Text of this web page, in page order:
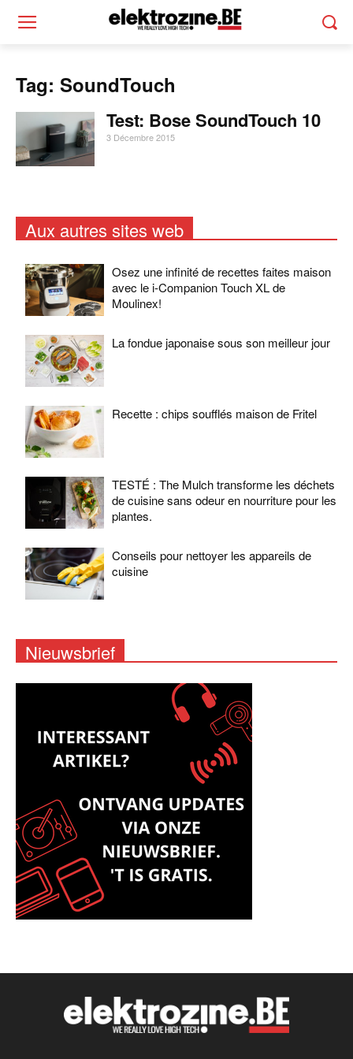
Tag: SoundTouch
Test: Bose SoundTouch 10
3 Décembre 2015
Aux autres sites web
Osez une infinité de recettes faites maison
avec le i-Companion Touch XL de
Moulinex!
La fondue japonaise sous son meilleur jour
Recette : chips soufflés maison de Fritel
TESTÉ : The Mulch transforme les déchets
de cuisine sans odeur en nourriture pour les
plantes.
Conseils pour nettoyer les appareils de
cuisine
Nieuwsbrief